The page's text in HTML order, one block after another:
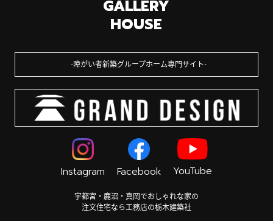
GALLERY
HOUSE
障がい者新築グループホーム専門サイト
Instagram Facebook YouTube
宇都宮・鹿沼・真岡でおしゃれな家の
注文住宅なら工務店の栃木建築社